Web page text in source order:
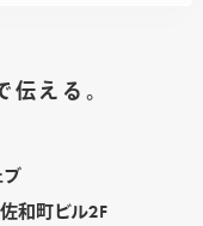
伝える。
ブ
和町ビル2F